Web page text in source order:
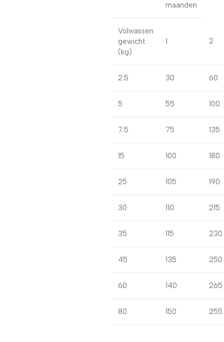
maanden
Volwassen
gewicht
(kg)
1 2
2.5 30 60
5 55 100
7.5 75 135
15 100 180
25 105 190
30 110 215
35 115 230
45 135 250
60 140 265
80 150 255